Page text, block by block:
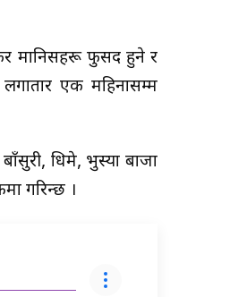
मानिसहरू फुर्सद हुने र
एक महिनासम्म
धिमे, भुस्या बाजा
गरिन्छ ।